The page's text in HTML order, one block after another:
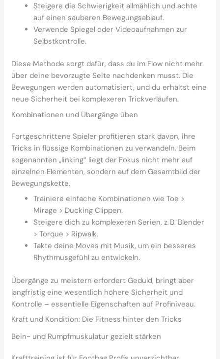
Steigere die Schwierigkeit allmählich und achte
auf einen sauberen Bewegungsablauf.
Verwende Spiegel oder Videoaufnahmen zur
Selbstkontrolle.
Diese Methode sorgt dafür, dass du im Flow nicht mehr
über deine bevorzugte Seite nachdenken musst. Die
Bewegungen werden automatisiert, und du erhältst eine
neue Sicherheit bei komplexeren Trickverläufen.
Kombinationen und Übergänge üben
Fortgeschrittene Spieler profitieren stark davon, ihre
Tricks in flüssige Kombinationen zu verwandeln. Beim
sogenannten „linking“ liegt der Fokus nicht mehr auf
einzelnen Elementen, sondern auf dem Gesamtbild der
Bewegungskette.
Trainiere einfache Kombinationen wie Toe >
Mirage > Ducking Clippen.
Steigere dich zu komplexeren Serien, z. B. Blender
> Torque > Ripwalk.
Takte deine Moves mit Musik, um ein besseres
Rhythmusgefühl zu entwickeln.
Übergänge zu meistern erfordert Geduld, bringt aber
langfristig eine wesentlich höhere Sicherheit und
Kontrolle – essentielle Eigenschaften auf Profiniveau.
Kraft und Kondition: Die Fitness hinter den Tricks
Bein- und Rumpfmuskulatur gezielt stärken